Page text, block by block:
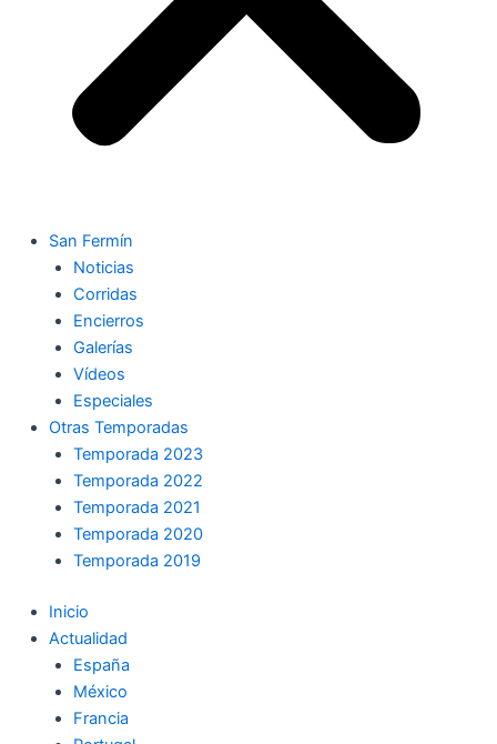
San Fermín
Noticias
Corridas
Encierros
Galerías
Vídeos
Especiales
Otras Temporadas
Temporada 2023
Temporada 2022
Temporada 2021
Temporada 2020
Temporada 2019
Inicio
Actualidad
España
México
Francia